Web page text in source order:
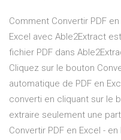
Comment Convertir PDF
Excel avec Able2Extract
fichier PDF dans
Cliquez sur le bouton
automatique de PDF en
converti en cliquant sur le
extraire seulement une
Convertir PDF en Excel -